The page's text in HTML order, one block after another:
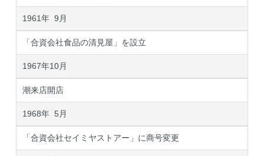
1961年 9月
「合資会社食品の清見屋」を設立
1967年10月
潮来店開店
1968年 5月
「合資会社セイミヤストアー」に商号変更